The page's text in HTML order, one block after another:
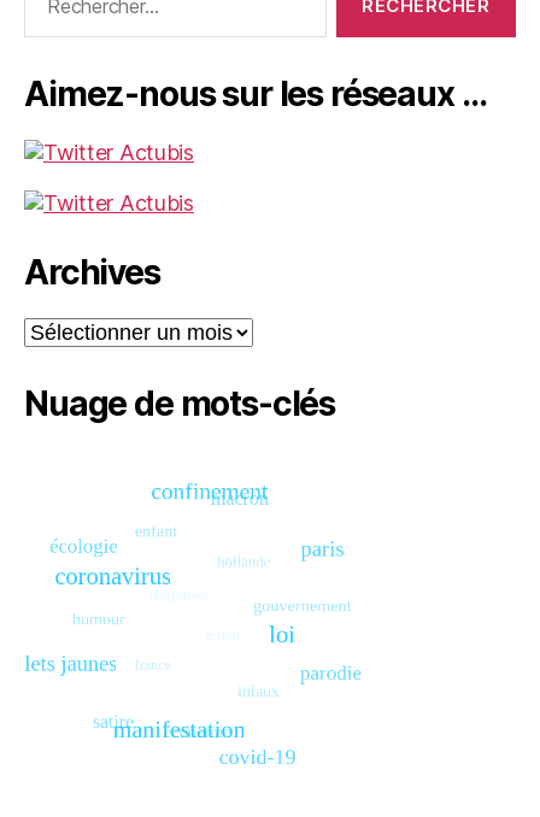
Aimez-nous sur les réseaux …
Archives
Archives
Nuage de mots-clés